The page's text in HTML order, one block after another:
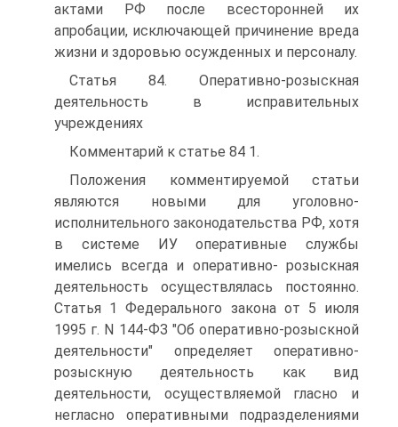
актами РФ после всесторонней их
апробации, исключающей причинение вреда
жизни и здоровью осужденных и персоналу.
Статья 84. Оперативно-розыскная
деятельность в исправительных
учреждениях
Комментарий к статье 84 1.
Положения комментируемой статьи
являются новыми для уголовно-
исполнительного законодательства РФ, хотя
в системе ИУ оперативные службы
имелись всегда и оперативно- розыскная
деятельность осуществлялась постоянно.
Статья 1 Федерального закона от 5 июля
1995 г. N 144-ФЗ "Об оперативно-розыскной
деятельности" определяет оперативно-
розыскную деятельность как вид
деятельности, осуществляемой гласно и
негласно оперативными подразделениями